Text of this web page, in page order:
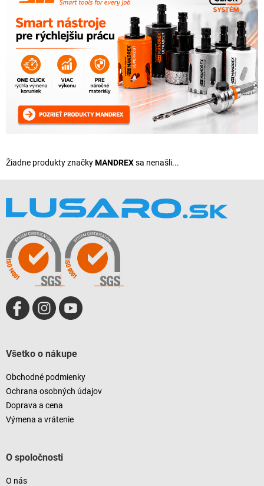
Žiadne produkty značkyMANDREXsa nenašli...
Všetko o nákupe
Obchodné podmienky
Ochrana osobných údajov
Doprava a cena
Výmena a vrátenie
O spoločnosti
O nás